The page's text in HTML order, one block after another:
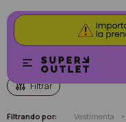

Filtrando por: Vestimenta